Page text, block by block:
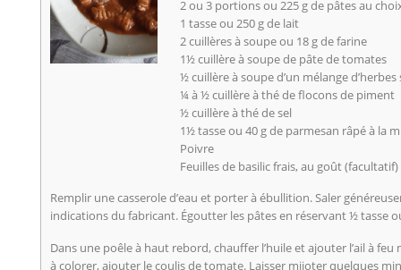
2 ou 3 portions ou 225 g de pâtes au
1 tasse ou 250 g de lait
2 cuillères à soupe ou 18 g de farine
1½ cuillère à soupe de pâte de tomates
½ cuillère à soupe d’un mélange d’herbes
¼ à ½ cuillère à thé de flocons de piment
½ cuillère à thé de sel
1½ tasse ou 40 g de parmesan râpé à la
Poivre
Feuilles de basilic frais, au goût (facultatif)
Remplir une casserole d’eau et porter à ébullition. Saler
indications du fabricant. Égoutter les pâtes en réservant ½ tasse
Dans une poêle à haut rebord, chauffer l’huile et ajouter l’ail à
à colorer, ajouter le coulis de tomate. Laisser mijoter quelques